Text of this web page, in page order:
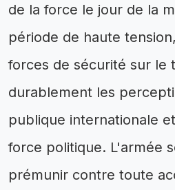
de la force le jour de la
période de haute
forces de sécurité sur le
durablement les
publique internationale
force politique. L'armée
prémunir contre toute